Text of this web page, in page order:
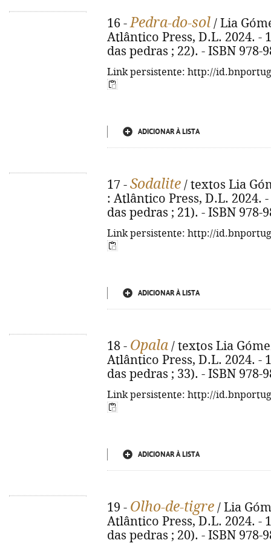
16 -Pedra-do-sol / Lia
Atlântico Press, D.L. 2024. -
das pedras ; 22). - ISBN 978-
Link persistente: http://
ADICIONAR À LISTA
17 - Sodalite / textos Lia
: Atlântico Press, D.L. 2024.
das pedras ; 21). - ISBN 978-
Link persistente: http://
ADICIONAR À LISTA
18 - Opala / textos Lia
Atlântico Press, D.L. 2024. -
das pedras ; 33). - ISBN 978-
Link persistente: http://
ADICIONAR À LISTA
19 - Olho-de-tigre / Lia
Atlântico Press, D.L. 2024. -
das pedras ; 20). - ISBN 978-